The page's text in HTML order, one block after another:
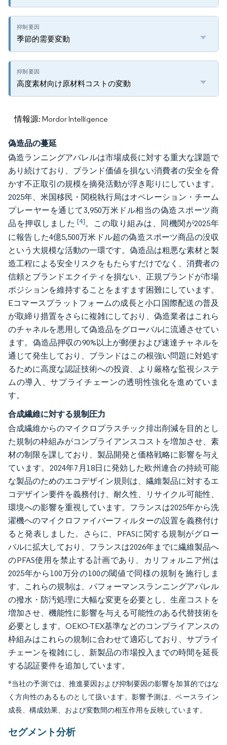
季節的需要変動
高度素材向け原材料コストの変動
情報源: Mordor Intelligence
偽造品の蔓延
偽造ランニングアパレルは市場成長に対する重大な課題で
あり続けており、ブランド価値を損ない消費者の安全を脅
かす不正取引の規模を摘発活動が浮き彫りにしています。
2025年、米国移民・関税執行局はオペレーション・チーム
プレーヤーを通じて3,950万米ドル相当の偽造スポーツ商
品を押収しました [4]。この取り組みは、同機関が2025年
に報告した4億5,500万米ドル超の偽造スポーツ商品の没収
という大規模な活動の一環です。偽造品は粗悪な素材と製
造工程による安全リスクをもたらすだけでなく、消費者の
信頼とブランドエクイティを損ない、正規ブランドが市場
ポジションを維持することをますます困難にしています。
Eコマースプラットフォームの成長と小口国際配送の普及
が取締り措置をさらに複雑にしており、偽造業者はこれら
のチャネルを悪用して偽造品をグローバルに流通させてい
ます。偽造品押収の90%以上が郵便および速達チャネルを
通じて発生しており、ブランドはこの根強い問題に対処す
るために高度な認証技術への投資、より厳格な監視システ
ムの導入、サプライチェーンの透明性強化を進めていま
す。
合成繊維に対する規制圧力
合成繊維からのマイクロプラスチック排出削減を目的とし
た規制の枠組みがコンプライアンスコストを増加させ、素
材の制限を課しており、製品開発と価格戦略に影響を与え
ています。2024年7月18日に発効した欧州連合の持続可能
な製品のためのエコデザイン規則は、繊維製品に対するエ
コデザイン要件を義務付け、耐久性、リサイクル可能性、
環境への影響を重視しています。フランスは2025年から洗
濯機へのマイクロファイバーフィルターの設置を義務付け
ると発表しました。さらに、PFASに関する規制がグロー
バルに拡大しており、フランスは2026年までに繊維製品へ
のPFAS使用を禁止する計画であり、カリフォルニア州は
2025年から100万分の100の閾値で同様の規制を施行しま
す。これらの規制は、パフォーマンスランニングアパレル
の撥水・防汚処理に大幅な変更を必要とし、生産コストを
増加させ、機能性に影響を与える可能性のある代替技術を
必要とします。OEKO-TEX基準などのコンプライアンスの
枠組みはこれらの規制に合わせて適応しており、サプライ
チェーンを複雑にし、新製品の市場投入までの時間を延長
する認証要件を追加しています。
*当社の予測では、推進要因および抑制要因の影響を加算的ではな
く方向性のあるものとして扱います。影響予測は、ベースライン
成長、構成効果、および変数間の相互作用を反映しています。
セグメント分析